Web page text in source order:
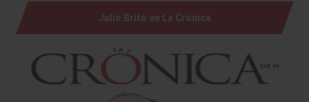
Julio Brito en La Crónica